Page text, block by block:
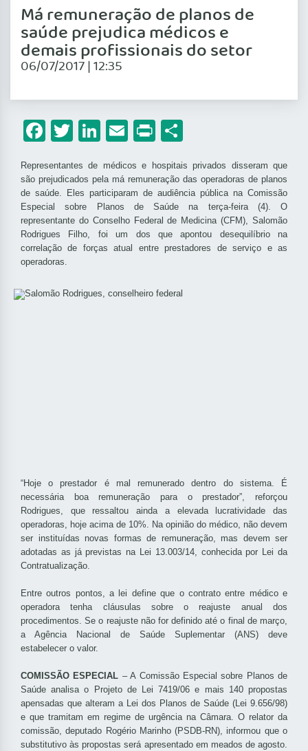
Má remuneração de planos de
saúde prejudica médicos e
demais profissionais do setor
06/07/2017 | 12:35
Facebook
Twitter
LinkedIn
Email
Print
Representantes de médicos e hospitais privados disseram que
são prejudicados pela má remuneração das operadoras de planos
de saúde. Eles participaram de audiência pública na Comissão
Especial sobre Planos de Saúde na terça-feira (4). O
representante do Conselho Federal de Medicina (CFM), Salomão
Rodrigues Filho, foi um dos que apontou desequilíbrio na
correlação de forças atual entre prestadores de serviço e as
operadoras.
“Hoje o prestador é mal remunerado dentro do sistema. É
necessária boa remuneração para o prestador”, reforçou
Rodrigues, que ressaltou ainda a elevada lucratividade das
operadoras, hoje acima de 10%. Na opinião do médico, não devem
ser instituídas novas formas de remuneração, mas devem ser
adotadas as já previstas na Lei 13.003/14, conhecida por Lei da
Contratualização.
Entre outros pontos, a lei define que o contrato entre médico e
operadora tenha cláusulas sobre o reajuste anual dos
procedimentos. Se o reajuste não for definido até o final de março,
a Agência Nacional de Saúde Suplementar (ANS) deve
estabelecer o valor.
COMISSÃO ESPECIAL – A Comissão Especial sobre Planos de
Saúde analisa o Projeto de Lei 7419/06 e mais 140 propostas
apensadas que alteram a Lei dos Planos de Saúde (Lei 9.656/98)
e que tramitam em regime de urgência na Câmara. O relator da
comissão, deputado Rogério Marinho (PSDB-RN), informou que o
substitutivo às propostas será apresentado em meados de agosto.